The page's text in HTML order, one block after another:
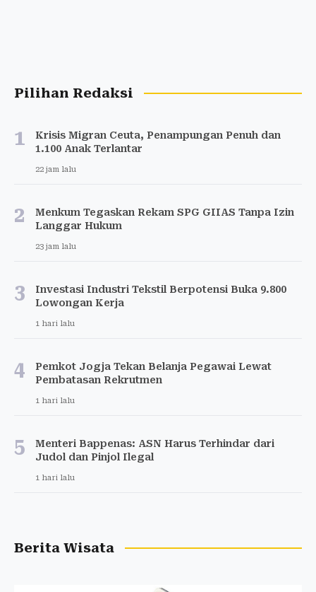
Pilihan Redaksi
1
Krisis Migran Ceuta, Penampungan Penuh dan
1.100 Anak Terlantar
22 jam lalu
2
Menkum Tegaskan Rekam SPG GIIAS Tanpa Izin
Langgar Hukum
23 jam lalu
3
Investasi Industri Tekstil Berpotensi Buka 9.800
Lowongan Kerja
1 hari lalu
4
Pemkot Jogja Tekan Belanja Pegawai Lewat
Pembatasan Rekrutmen
1 hari lalu
5
Menteri Bappenas: ASN Harus Terhindar dari
Judol dan Pinjol Ilegal
1 hari lalu
Berita Wisata